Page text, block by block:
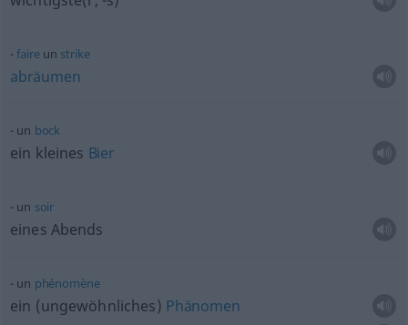
faireun strike
abräumen
un bock
ein kleines Bier
un soir
eines Abends
un phénomène
ein (ungewöhnliches) Phänomen